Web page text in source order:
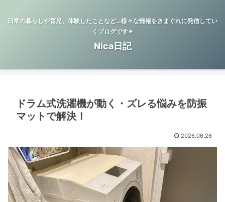
日常の暮らしや育児、体験したことなど…様々な情報をきまぐれに発信してい
くブログです✴︎
Nica日記
ドラム式洗濯機が動く・ズレる悩みを防振
マットで解決！
2026.06.26